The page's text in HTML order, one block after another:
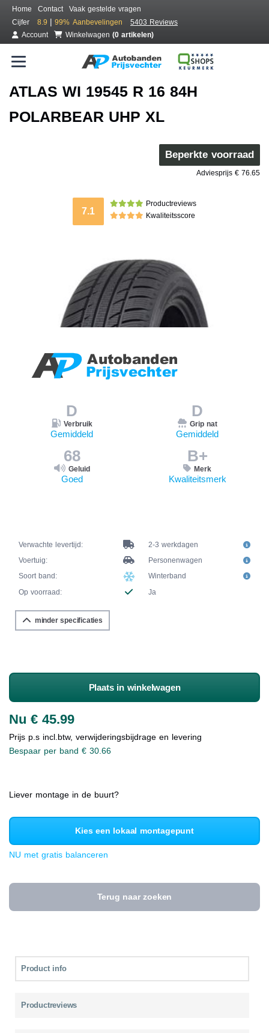
Home Contact
Vaak gestelde vragen
Cijfer
8.9 | 99% Aanbevelingen
5403 Reviews
Account
Winkelwagen (0 artikelen)
ATLAS WI 19545 R 16 84H
POLARBEAR UHP XL
Beperkte voorraad
Adviesprijs € 76.65
7.1
Productreviews
Kwaliteitsscore
D
Verbruik
Gemiddeld
D
Grip nat
Gemiddeld
68
Geluid
Goed
B+
Merk
Kwaliteitsmerk
Verwachte levertijd:
2-3 werkdagen
Voertuig:
Personenwagen
Soort band:
Winterband
Op voorraad:
Ja
minder specificaties
Plaats in winkelwagen
Nu € 45.99
Prijs p.s incl.btw, verwijderingsbijdrage en levering
Bespaar per band € 30.66
Liever montage in de buurt?
Kies een lokaal montagepunt
NU met gratis balanceren
Terug naar zoeken
Product info
Productreviews